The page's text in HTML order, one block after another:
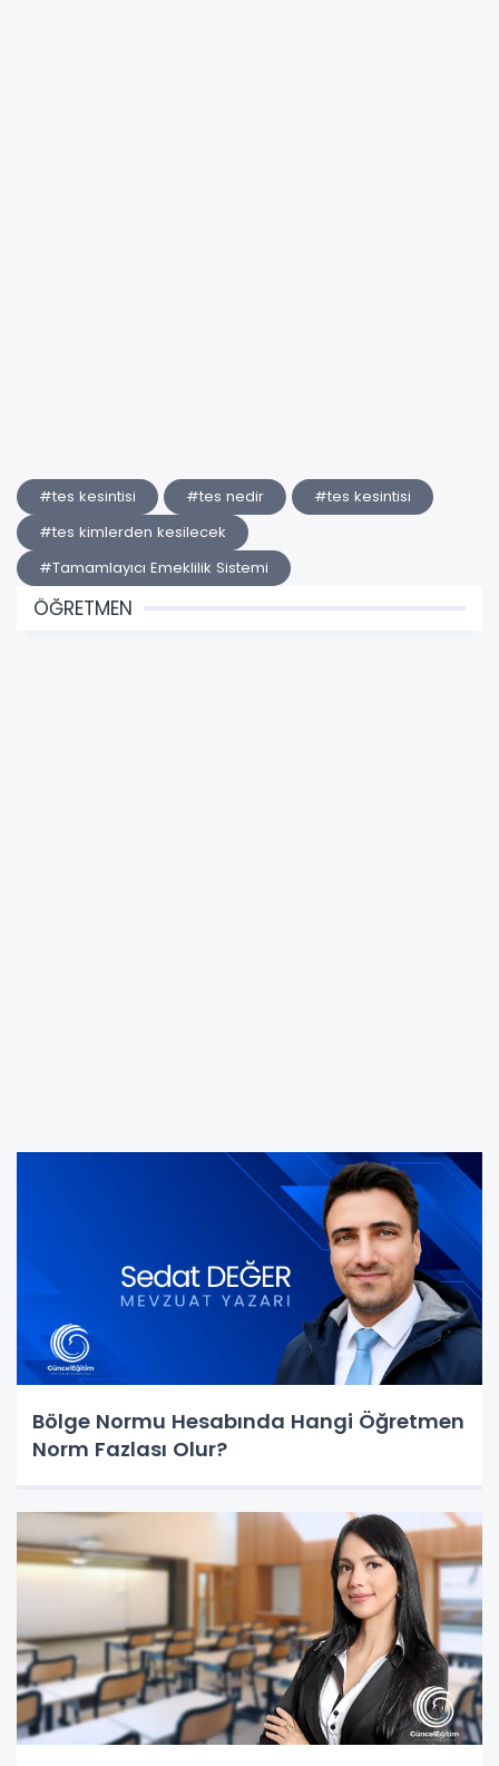
#tes kesintisi #tes nedir
#tes kesintisi
#tes kimlerden kesilecek
#Tamamlayıcı Emeklilik Sistemi
ÖĞRETMEN
Bölge Normu Hesabında Hangi Öğretmen
Norm Fazlası Olur?